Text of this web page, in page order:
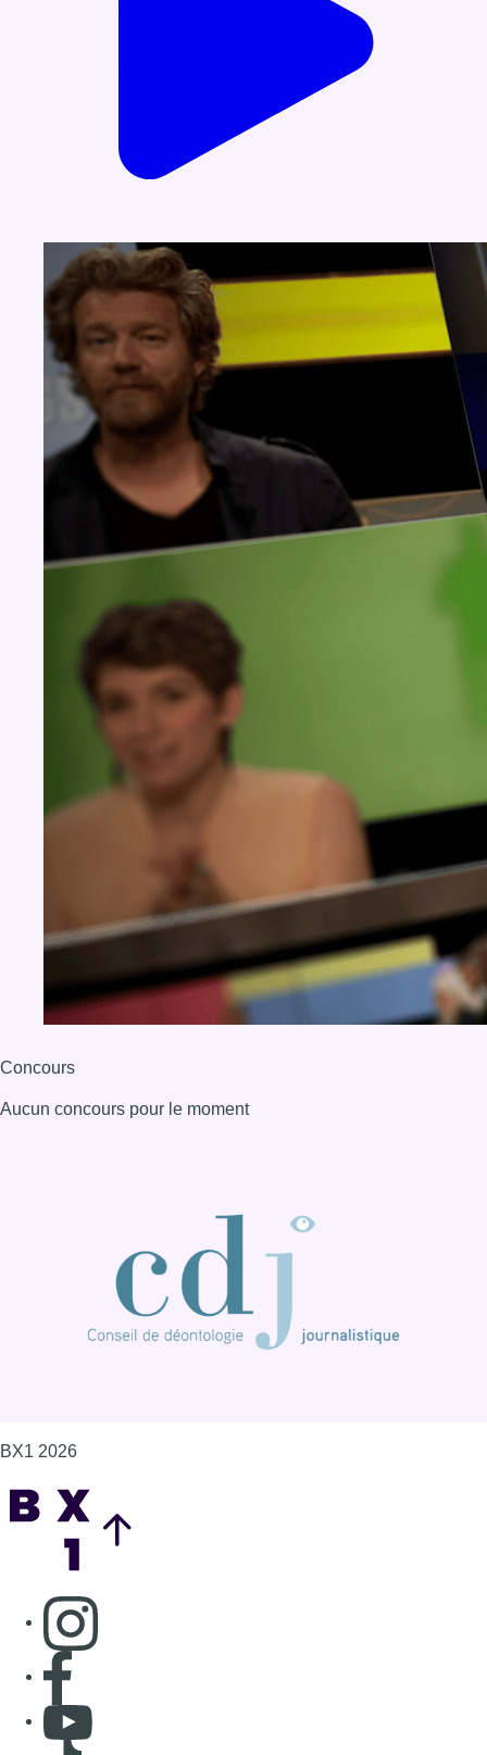
Concours
Aucun concours pour le moment
BX1 2026
Consulter page Instagram
Consulter page Facebook
Consulter Youtube
Consulter TikTok